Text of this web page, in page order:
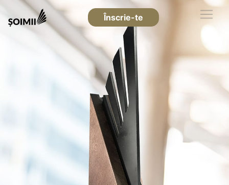
Înscrie-te